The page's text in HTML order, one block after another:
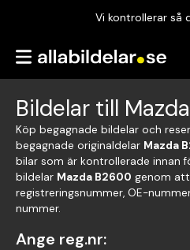
Vi kontrollerar så
Garanterad
Bildelar till
Köp begagnade bildelar och
begagnade originaldelar Mazda
bilar som är kontrollerade innan
bildelar Mazda B2600 genom
registreringsnummer, OE-
nummer.
Ange reg.nr: